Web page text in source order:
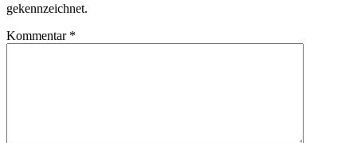
gekennzeichnet.
Kommentar *